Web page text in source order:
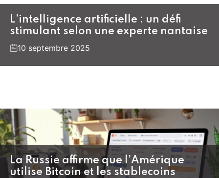
L’intelligence artificielle : un défi
stimulant selon une experte nantaise
10 septembre 2025
La Russie affirme que l’Amérique
utilise Bitcoin et les stablecoins